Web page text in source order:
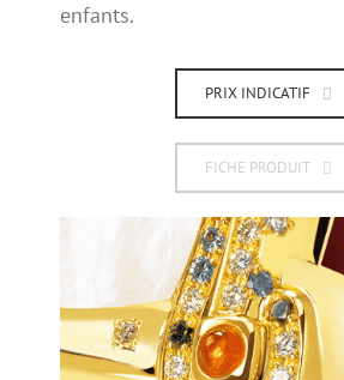
enfants.
PRIX INDICATIF
FICHE PRODUIT